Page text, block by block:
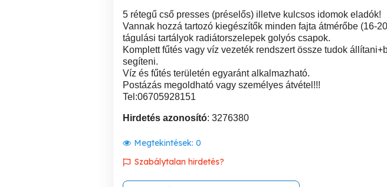
5 rétegű cső presses (préselős) illetve kulcsos idomok eladók!
Vannak hozzá tartozó kiegészítők minden fajta átmérőbe (16-
tágulási tartályok radiátorszelepek golyós csapok.
Komplett fűtés vagy víz vezeték rendszert össze tudok
segíteni.
Víz és fűtés területén egyaránt alkalmazható.
Postázás megoldható vagy személyes átvétel!!!
Tel:06705928151
Hirdetés azonosító: 3276380
Megtekintések: 0
Szabálytalan hirdetés?